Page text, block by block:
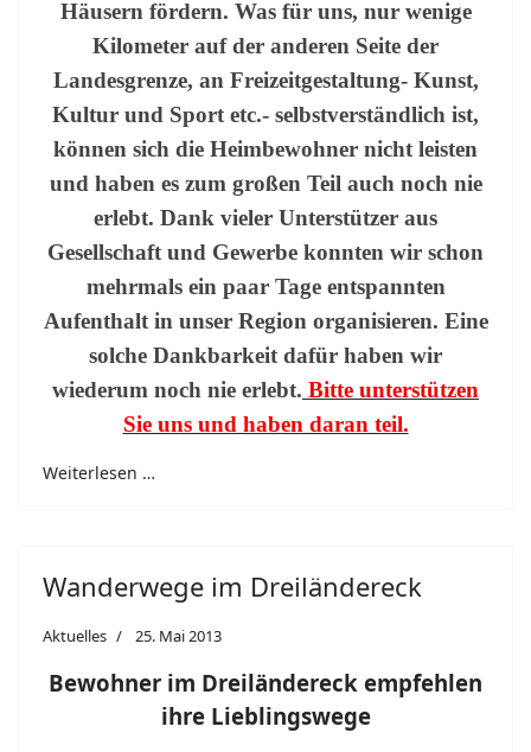
Häusern fördern. Was für uns, nur wenige
Kilometer auf der anderen Seite der
Landesgrenze, an Freizeitgestaltung- Kunst,
Kultur und Sport etc.- selbstverständlich ist,
können sich die Heimbewohner nicht leisten
und haben es zum großen Teil auch noch nie
erlebt. Dank vieler Unterstützer aus
Gesellschaft und Gewerbe konnten wir schon
mehrmals ein paar Tage entspannten
Aufenthalt in unser Region organisieren. Eine
solche Dankbarkeit dafür haben wir
wiederum noch nie erlebt. Bitte unterstützen
Sie uns und haben daran teil.
Weiterlesen …
Wanderwege im Dreiländereck
Aktuelles 25. Mai 2013
Bewohner im Dreiländereck empfehlen
ihre Lieblingswege